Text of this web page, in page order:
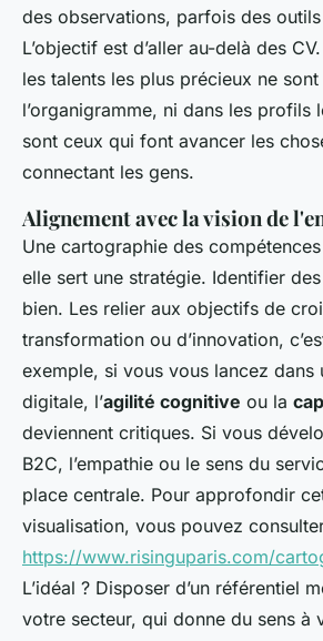
des observations, parfois des outils
L’objectif est d’aller au-delà des
les talents les plus précieux ne
l’organigramme, ni dans les profils
sont ceux qui font avancer les
connectant les gens.
Alignement avec la vision de
Une cartographie des
elle sert une stratégie. Identifier
bien. Les relier aux objectifs de
transformation ou d’innovation,
exemple, si vous vous lancez dans
digitale, l’agilité cognitive ou la
deviennent critiques. Si vous
B2C, l’empathie ou le sens du
place centrale. Pour approfondir
visualisation, vous pouvez
https://www.risinguparis.com/
L’idéal ? Disposer d’un référentiel
votre secteur, qui donne du sens à